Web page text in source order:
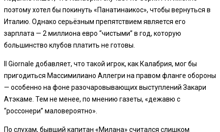
поэтому хотел бы покинуть «Панатинаикос», чтобы вернуться в
Италию. Однако серьёзным препятствием является его
зарплата — 2 миллиона евро “чистыми” в год, которую
большинство клубов платить не готовы.
Il Giornale добавляет, что такой игрок, как Калабрия, мог бы
пригодиться Массимилиано Аллегри на правом фланге обороны
— особенно на фоне разочаровывающих выступлений Закари
Атэкаме. Тем не менее, по мнению газеты, «дежавю с
“россонери” маловероятно».
По слухам, бывший капитан «Милана» считался слишком